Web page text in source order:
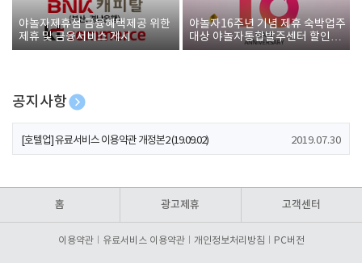
야놀자제휴점 금융혜택제공 위한
제휴 및 금융서비스 게시
야놀자16주년 기념 제휴 숙박업주
대상 야놀자통합발주센터 할인쿠
폰 증정
공지사항
[호텔업] 개인정보 처리방침 개정본1 (19.09.02)
[호텔업] 유료서비스 이용약관 개정본2 (19.09.02) 2019.07.30
홈 광고제휴 고객센터
이용약관 유료서비스 이용약관 개인정보처리방침 PC버전